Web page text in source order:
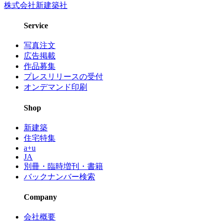
株式会社新建築社
Service
写真注文
広告掲載
作品募集
プレスリリースの受付
オンデマンド印刷
Shop
新建築
住宅特集
a+u
JA
別冊・臨時増刊・書籍
バックナンバー検索
Company
会社概要